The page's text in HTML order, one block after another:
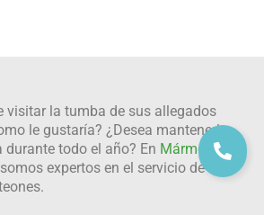
visitar la tumba de sus allegados
le gustaría? ¿Desea mantenerla
todo el año? En Mármoles
expertos en el servicio de